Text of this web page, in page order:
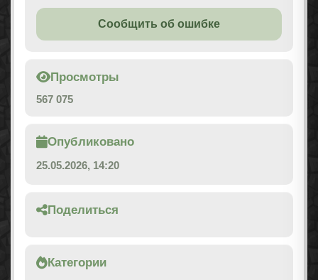
Сообщить об ошибке
Просмотры
567 075
Опубликовано
25.05.2026, 14:20
Поделиться
Категории